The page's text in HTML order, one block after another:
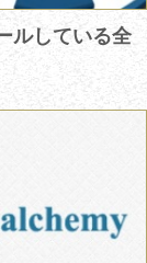
ルしている全